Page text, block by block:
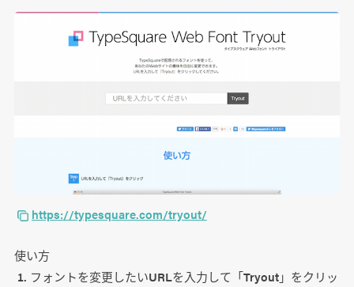
https://typesquare.com/tryout/
使い方
フォントを変更したいURLを入力して「Tryout」をクリッ